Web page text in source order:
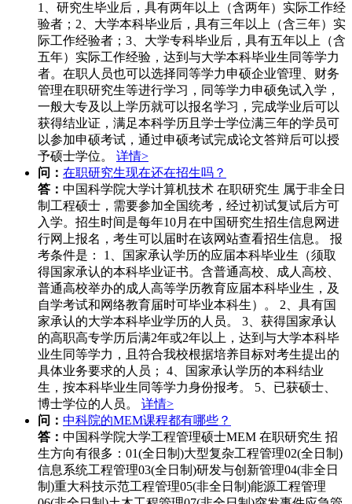
1、研究生毕业后，具有两年以上（含两年）实际工作经
验者；2、大学本科毕业后，具有三年以上（含三年）实
际工作经验者；3、大学专科毕业后，具有五年以上（含
五年）实际工作经验，达到与大学本科毕业生同等学力
者。在职人员也可以选择同等学力申硕企业管理、财务
管理在职研究生等进行学习，同等学力申硕免试入学，
一般大专及以上学历就可以报名学习，完成学业后可以
获得结业证，满足本科学历且学士学位满三年的学员可
以参加申硕考试，通过申硕考试完成论文答辩后可以授
予硕士学位。 详情>
问： 在职研究生现在还在招生吗？
答： 中国科学院大学计算机技术 在职研究生 属于非全日
制工程硕士，需要参加全国统考，经过初试复试后方可
入学。招生时间是每年10月在中国研究生招生信息网进
行网上报名，考生可以届时在该网站查看招生信息。 报
考条件是： 1、国家承认学历的应届本科毕业生（须取
得国家承认的本科毕业证书。含普通高校、成人高校、
普通高校举办的成人高等学历教育应届本科毕业生，及
自学考试和网络教育届时可毕业本科生）。 2、具有国
家承认的大学本科毕业学历的人员。 3、获得国家承认
的高职高专学历后满2年或2年以上，达到与大学本科毕
业生同等学力，且符合我校根据培养目标对考生提出的
具体业务要求的人员； 4、国家承认学历的本科结业
生，按本科毕业生同等学力身份报考。 5、已获硕士、
博士学位的人员。 详情>
问： 中科院的MEM课程都有哪些？
答： 中国科学院大学工程管理硕士MEM 在职研究生 招
生方向有很多：01(全日制)大型复杂工程管理02(全日制)
信息系统工程管理03(全日制)研发与创新管理04(非全日
制)重大科技示范工程管理05(非全日制)能源工程管理